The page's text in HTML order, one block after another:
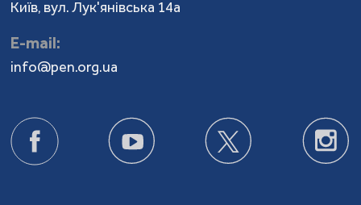
Київ, вул. Лук'янівська 14а
Е-mail:
info@pen.org.ua